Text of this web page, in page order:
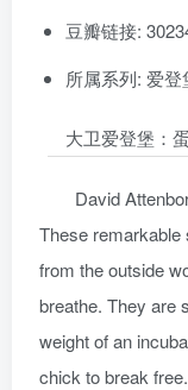
豆瓣链接:
所属系列: 爱
大卫爱登堡：
David
These remarkable
from the outside
breathe. They are
weight of an
chick to break free.